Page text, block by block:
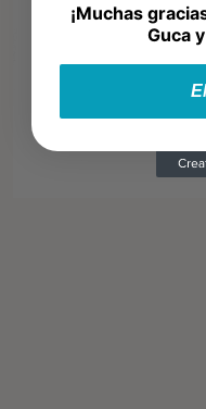
¡Muchas
Guca